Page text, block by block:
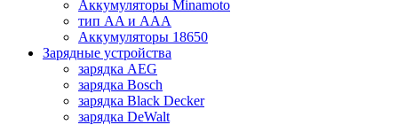
Аккумуляторы Minamoto
тип AA и AAA
Аккумуляторы 18650
Зарядные устройства
зарядка AEG
зарядка Bosch
зарядка Black Decker
зарядка DeWalt